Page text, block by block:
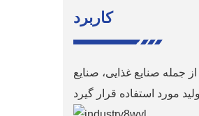
کاربرد
صنایع غذایی، صنایع